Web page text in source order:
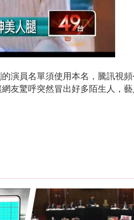
演員名單須使用本名，騰訊視頻
友驚呼突然冒出好多陌生人，